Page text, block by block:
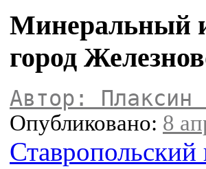
Минеральный
город
Автор: Плаксин
Опубликовано: 8
Ставропольский